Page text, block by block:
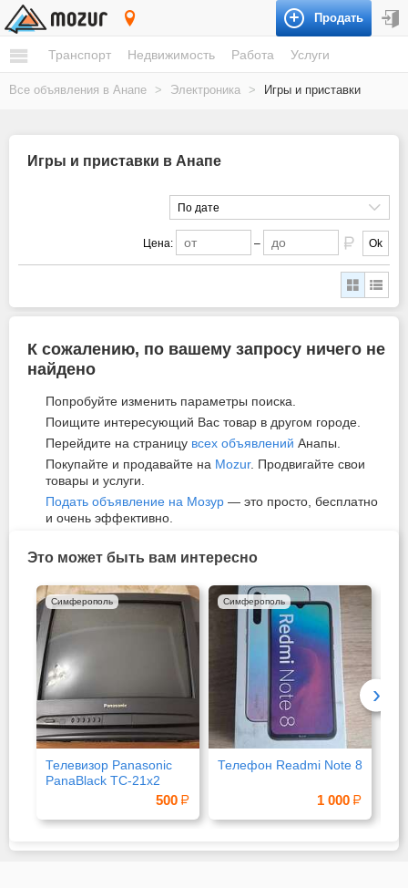
Продать
Транспорт Недвижимость Работа Услуги
Все объявления в Анапе > Электроника > Игры и приставки
Игры и приставки в Анапе
По дате
Цена: – Ok
К сожалению, по вашему запросу ничего не
найдено
Попробуйте изменить параметры поиска.
Поищите интересующий Вас товар в другом городе.
Перейдите на страницу всех объявлений Анапы.
Покупайте и продавайте на Mozur. Продвигайте свои
товары и услуги.
Подать объявление на Мозур — это просто, бесплатно
и очень эффективно.
Это может быть вам интересно
Телевизор Panasonic
PanaBlack TC-21x2
500
Симферополь
Телефон Readmi Note 8
1 000
Симферополь
›